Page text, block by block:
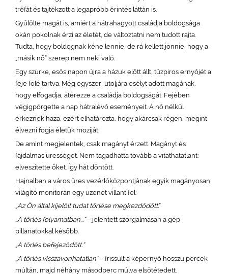
tréfát és tajtékzott a legapróbb érintés láttán is.
Gyűlölte magát is, amiért a hátrahagyott családja boldogsága
okán pokolnak érzi az életét, de változtatni nem tudott rajta.
Tudta, hogy boldognak kéne lennie, de rá kellett jönnie, hogy a
„másik nő” szerep nem neki való.
Egy szürke, esős napon újra a házuk előtt állt, tűzpiros ernyőjét a
feje fölé tartva. Még egyszer, utoljára esélyt adott magának,
hogy elfogadja, átérezze a családja boldogságát. Fejében
végigpörgette a nap hátralévő eseményeit. A nő nélkül
érkeznek haza, ezért elhatározta, hogy akárcsak régen, megint
élvezni fogja életük moziját.
De amint megjelentek, csak magányt érzett. Magányt és
fájdalmas ürességet. Nem tagadhatta tovább a vitathatatlant:
elveszítette őket. Így hát döntött.
Hajnalban a város üres vezérlőközpontjának egyik magányosan
világító monitorán egy üzenet villant fel:
„Az Ön által kijelölt tudat törlése megkezdődött.”
„A törlés folyamatban...”– jelentett szorgalmasan a gép
pillanatokkal később.
„A törlés befejeződött.”
„A törlés visszavonhatatlan”– frissült a képernyő hosszú percek
múltán, majd néhány másodperc múlva elsötétedett.